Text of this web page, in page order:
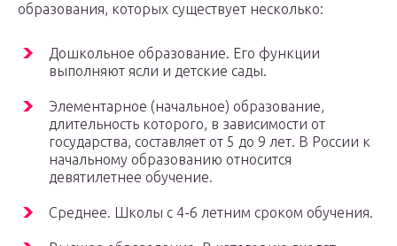
образования, которых существует несколько:
Дошкольное образование. Его функции
выполняют ясли и детские сады.
Элементарное (начальное) образование,
длительность которого, в зависимости от
государства, составляет от 5 до 9 лет. В России к
начальному образованию относится
девятилетнее обучение.
Среднее. Школы с 4-6 летним сроком обучения.